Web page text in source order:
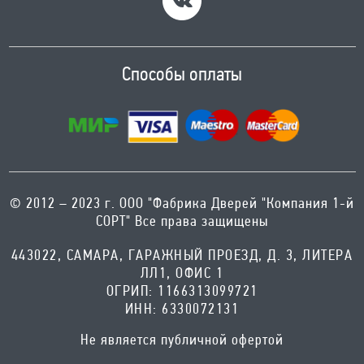
Способы оплаты
© 2012 – 2023 г. ООО "Фабрика Дверей "Компания 1-й
СОРТ" Все права защищены
443022, САМАРА, ГАРАЖНЫЙ ПРОЕЗД, Д. 3, ЛИТЕРА
ЛЛ1, ОФИС 1
ОГРИП: 1166313099721
ИНН: 6330072131
Не является публичной офертой